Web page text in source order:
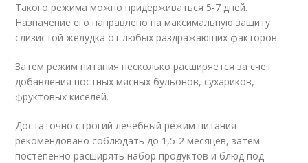
Такого режима можно придерживаться 5-7 дней.
Назначение его направлено на максимальную защиту
слизистой желудка от любых раздражающих факторов.
Затем режим питания несколько расширяется за счет
добавления постных мясных бульонов, сухариков,
фруктовых киселей.
Достаточно строгий лечебный режим питания
рекомендовано соблюдать до 1,5-2 месяцев, затем
постепенно расширять набор продуктов и блюд под